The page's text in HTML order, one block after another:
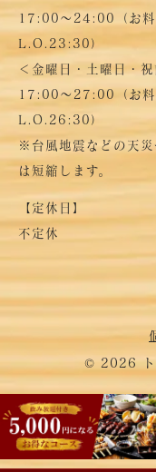
17:00～24:00（お
L.O.23:30）
＜金曜日・土曜日・祝
17:00～27:00（お
L.O.26:30）
※台風地震などの天災
は短縮します。
【定休日】
不定休
© 2026 ト